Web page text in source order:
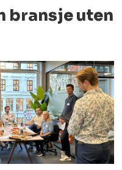
bransje uten